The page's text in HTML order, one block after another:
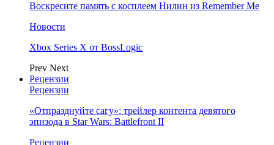
Воскресите память с косплеем Нилин из Remember Me
Новости
Xbox Series X от BossLogic
Prev Next
Рецензии
Рецензии
«Отпразднуйте сагу»: трейлер контента девятого
эпизода в Star Wars: Battlefront II
Рецензии